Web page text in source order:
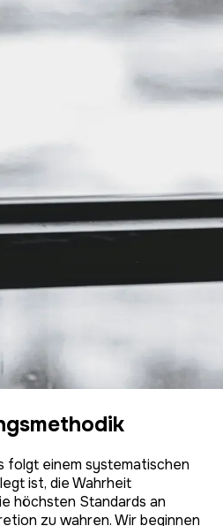
folgt einem systematischen
ist, die Wahrheit
höchsten Standards an
zu wahren. Wir beginnen